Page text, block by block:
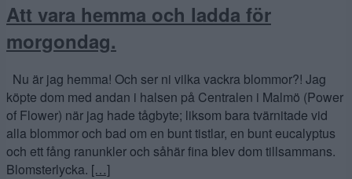
Att vara hemma och ladda för
morgondag.
Nu är jag hemma! Och ser ni vilka vackra blommor?! Jag
köpte dom med andan i halsen på Centralen i Malmö (Power
of Flower) när jag hade tågbyte; liksom bara tvärnitade vid
alla blommor och bad om en bunt tistlar, en bunt eucalyptus
och ett fång ranunkler och såhär fina blev dom tillsammans.
Blomsterlycka. […]